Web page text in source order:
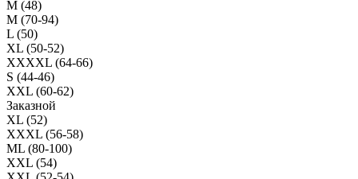
M (48)
M (70-94)
L (50)
XL (50-52)
XXXXL (64-66)
S (44-46)
XXL (60-62)
Заказной
XL (52)
XXXL (56-58)
ML (80-100)
XXL (54)